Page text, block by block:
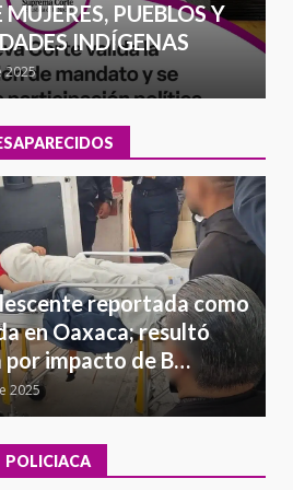
PUEBLOS Y
INDÍGENAS
2025
reportada como
en Oaxaca; resultó
por impacto de B…
2025
POLICIACA